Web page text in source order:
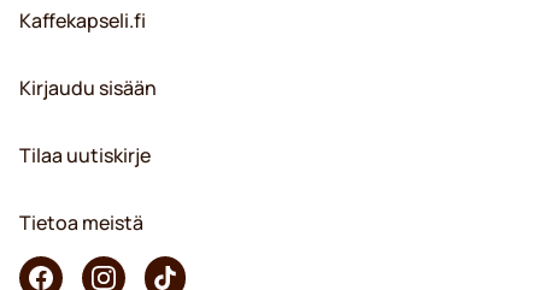
Kaffekapseli.fi
Kirjaudu sisään
Tilaa uutiskirje
Tietoa meistä